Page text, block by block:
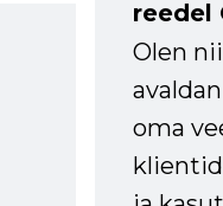
reedel
Olen
oma